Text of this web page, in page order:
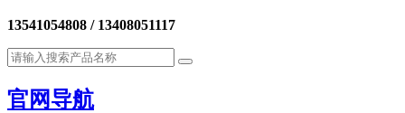
13541054808 / 13408051117
官网导航